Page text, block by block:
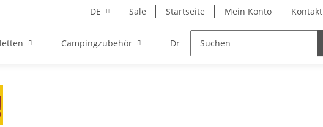
DE Sale Startseite Mein Konto Kontakt
Campingzubehör Drehkonsolen